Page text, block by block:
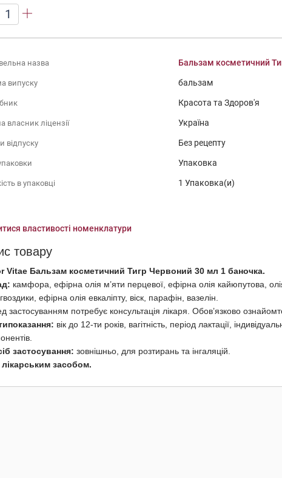
1
назва Бальзам косметичний
випуску бальзам
Красота та Здоров'я
власник ліцензії Україна
відпуску Без рецепту
Упаковка
в упаковці 1 Упаковка(и)
властивості номенклатури
товару
Vitae Бальзам косметичний Тигр Червоний 30 мл 1 баночка.
камфора, ефірна олія м’яти перцевої, ефірна олія кайюпутова,
ефірна олія евкаліпту, віск, парафін, вазелін.
застосуванням потребує консультація лікаря. Обов’язково
вік до 12-ти років, вагітність, період лактації,
застосування: зовнішньо, для розтирань та інгаляцій.
засобом.